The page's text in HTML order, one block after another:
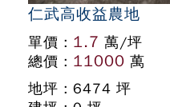
仁武高收益農地
單價 : 1.7 萬/坪
總價 : 11000 萬
地坪 : 6474 坪